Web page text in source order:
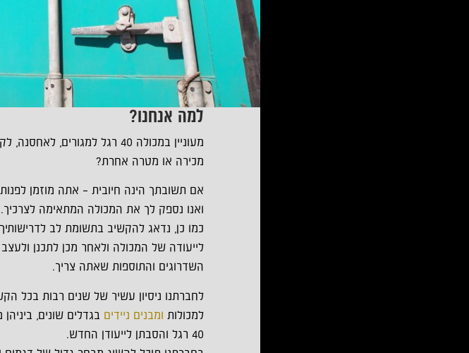
למה אנחנו?
מעוניין במכולה 40 רגל למגורים,
מכירה או מטרה אחרת?
אם תשובתך הינה חיובית – אתה מוזמן
ואנו נספק לך את המכולה המתאימה לצרכיך.
כמו כן, נדאג להקשיב בתשומת לב
לייעודה של המכולה ולאחר מכן לתכנן
השדרוגים והתוספות שאתה צריך.
לחברתנו ניסיון עשיר של שנים רבות בכל
למכולות ומבנים ניידים בגדלים שונים,
40 רגל והסבתן לייעודן החדש.